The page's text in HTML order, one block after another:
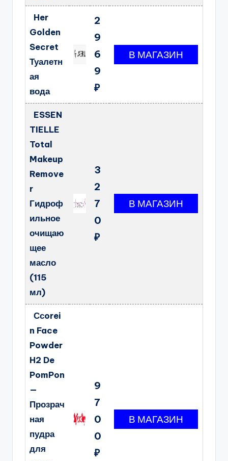
Her
Golden
Secret
Туалетн
ая
вода
2
9
6
9
₽
ESSEN
TIELLE
Total
Makeup
Remove
r
Гидроф
ильное
очищаю
щее
масло
(115
мл)
3
2
7
0
₽
Ссorei
n Face
Powder
H2 De
PomPon
—
Прозрач
ная
пудра
для
9
7
0
0
₽